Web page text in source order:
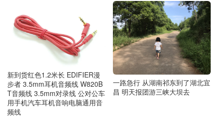
新到货红色1.2米长 EDIFIER漫
步者 3.5mm耳机音频线 W820B
T音频线 3.5mm对录线 公对公车
用手机汽车耳机音响电脑通用音
频线
一路急行 从湖南祁东到了湖北宜
昌 明天报团游三峡大坝去